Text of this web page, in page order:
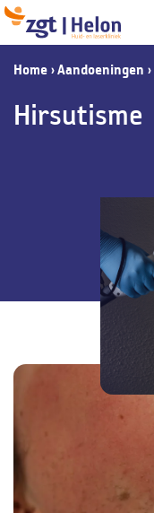
Home ›Aandoeningen ›
Hirsutisme